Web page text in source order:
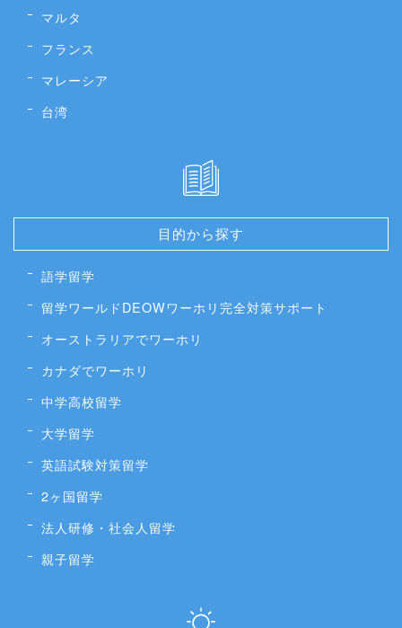
マルタ
フランス
マレーシア
台湾
目的から探す
語学留学
留学ワールドDEOWワーホリ完全対策サポート
オーストラリアでワーホリ
カナダでワーホリ
中学高校留学
大学留学
英語試験対策留学
2ヶ国留学
法人研修・社会人留学
親子留学